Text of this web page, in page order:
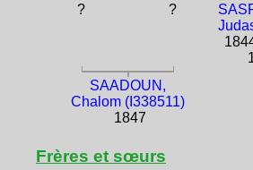
? ?
SAADOUN,
Chalom (I338511)
1847
Frères et sœurs